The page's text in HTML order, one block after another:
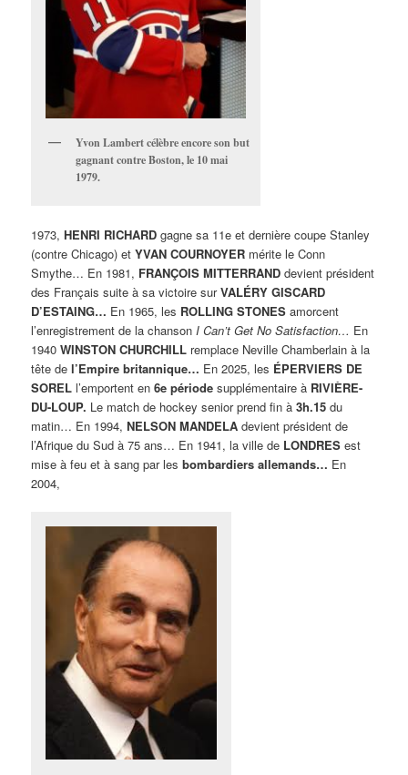
Yvon Lambert célèbre encore son but
gagnant contre Boston, le 10 mai
1979.
1973,HENRI RICHARD gagne sa 11e et dernière coupe Stanley
(contre Chicago) etYVAN COURNOYER mérite le Conn
Smythe… En 1981, FRANÇOIS MITTERRAND devient président
des Français suite à sa victoire surVALÉRY GISCARD
D’ESTAING… En 1965, les ROLLING STONES amorcent
l’enregistrement de la chanson I Can’t Get No Satisfaction… En
1940WINSTON CHURCHILL remplace Neville Chamberlain à la
tête del’Empire britannique… En 2025, les ÉPERVIERS DE
SOREL l’emportent en6e période supplémentaire à RIVIÈRE-
DU-LOUP. Le match de hockey senior prend fin à3h.15 du
matin… En 1994,NELSON MANDELA devient président de
l’Afrique du Sud à 75 ans… En 1941, la ville de LONDRES est
mise à feu et à sang par lesbombardiers allemands… En
2004,